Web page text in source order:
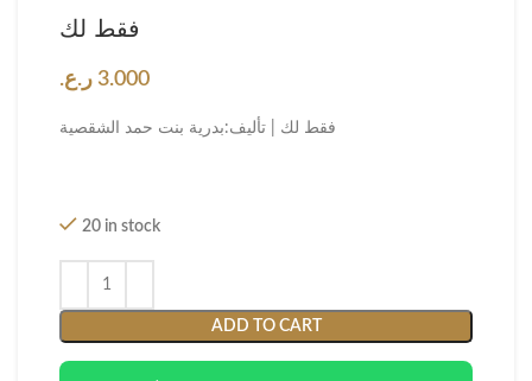
فقط لك
3.000 ر.ع.
فقط لك | تأليف:بدرية بنت حمد الشقصية
20 in stock
ADD TO CART